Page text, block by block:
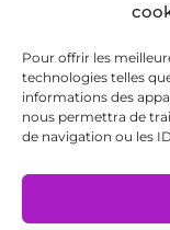
Pour offrir les
technologies telles
informations des
nous permettra de
de navigation ou les